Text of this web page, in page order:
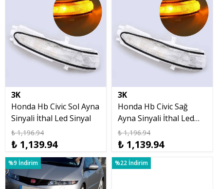
3K
Honda Hb Civic Sol Ayna
Sinyali İthal Led Sinyal
₺ 1,196.94
₺ 1,139.94
3K
Honda Hb Civic Sağ
Ayna Sinyali İthal Led
Sinyal
₺ 1,196.94
₺ 1,139.94
%9 İndirim %22 İndirim